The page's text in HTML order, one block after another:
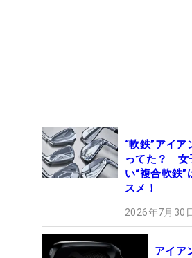
“軟鉄”アイ
ってた？ 女
い“複合軟鉄
スメ！
2026年7月30
アイア